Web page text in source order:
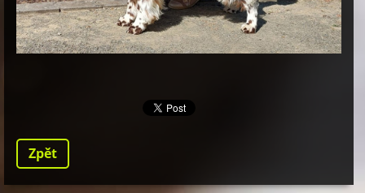
Zpět